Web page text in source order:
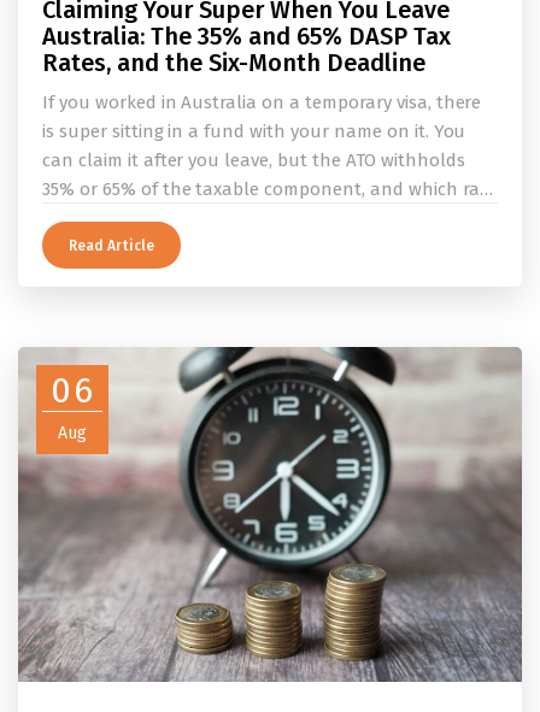
Claiming Your Super When You Leave
Australia: The 35% and 65% DASP Tax
Rates, and the Six-Month Deadline
If you worked in Australia on a temporary visa, there
is super sitting in a fund with your name on it. You
can claim it after you leave, but the ATO withholds
35% or 65% of the taxable component, and which rate
applies depends on whether you ever held a working
holiday maker visa. This guide covers the eligibility
conditions, the DASP tax rate table, the six-month
Read Article
06
Aug